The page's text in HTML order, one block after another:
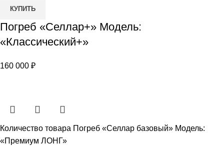
КУПИТЬ
Погреб «Селлар+» Модель:
«Классический+»
160 000 ₽
Количество товара Погреб «Селлар базовый» Модель:
«Премиум ЛОНГ»